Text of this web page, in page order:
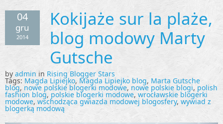
04
gru
2014
Kokijaże sur la plaże,
blog modowy Marty
Gutsche
by admin in Rising Blogger Stars
Tags: Magda Lipiejko, Magda Lipiejko blog, Marta Gutsche
blog, nowe polskie blogerki modowe, nowe polskie blogi, polish
fashion blog, polskie blogerki modowe, wrocławskie blogerki
modowe, wschodząca gwiazda modowej blogosfery, wywiad z
blogerką modową